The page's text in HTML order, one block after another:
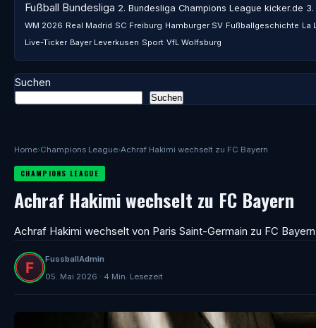
Home›Champions League›Achraf Hakimi wechselt zu FC Bayern
CHAMPIONS LEAGUE
Achraf Hakimi wechselt zu FC Bayern
Achraf Hakimi wechselt von Paris Saint-Germain zu FC
FussballAdmin
05. Mai 2026 · 4 Min. Lesezeit
Fußball Bundesliga 2. Bundesliga Champions League kicker.de 3.
WM 2026 Real Madrid SC Freiburg Hamburger SV Fußballgeschichte La
Live-Ticker Bayer Leverkusen Sport VfL Wolfsburg
Suchen
Suchen